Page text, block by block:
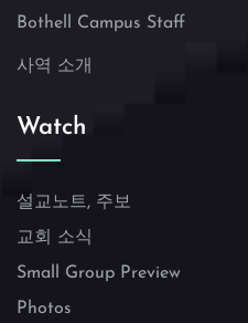
Bothell Campus Staff
사역 소개
Watch
설교노트, 주보
교회 소식
Small Group Preview
Photos